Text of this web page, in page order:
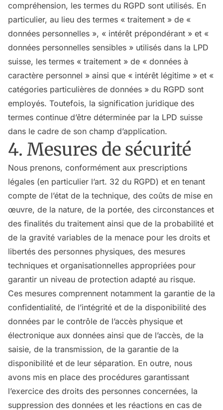
compréhension, les termes du RGPD sont utilisés. En
particulier, au lieu des termes « traitement » de «
données personnelles », « intérêt prépondérant » et «
données personnelles sensibles » utilisés dans la LPD
suisse, les termes « traitement » de « données à
caractère personnel » ainsi que « intérêt légitime » et «
catégories particulières de données » du RGPD sont
employés. Toutefois, la signification juridique des
termes continue d’être déterminée par la LPD suisse
dans le cadre de son champ d’application.
4. Mesures de sécurité
Nous prenons, conformément aux prescriptions
légales (en particulier l’art. 32 du RGPD) et en tenant
compte de l’état de la technique, des coûts de mise en
œuvre, de la nature, de la portée, des circonstances et
des finalités du traitement ainsi que de la probabilité et
de la gravité variables de la menace pour les droits et
libertés des personnes physiques, des mesures
techniques et organisationnelles appropriées pour
garantir un niveau de protection adapté au risque.
Ces mesures comprennent notamment la garantie de la
confidentialité, de l’intégrité et de la disponibilité des
données par le contrôle de l’accès physique et
électronique aux données ainsi que de l’accès, de la
saisie, de la transmission, de la garantie de la
disponibilité et de leur séparation. En outre, nous
avons mis en place des procédures garantissant
l’exercice des droits des personnes concernées, la
suppression des données et les réactions en cas de